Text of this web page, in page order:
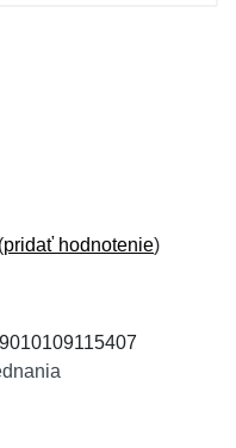
pridať hodnotenie)